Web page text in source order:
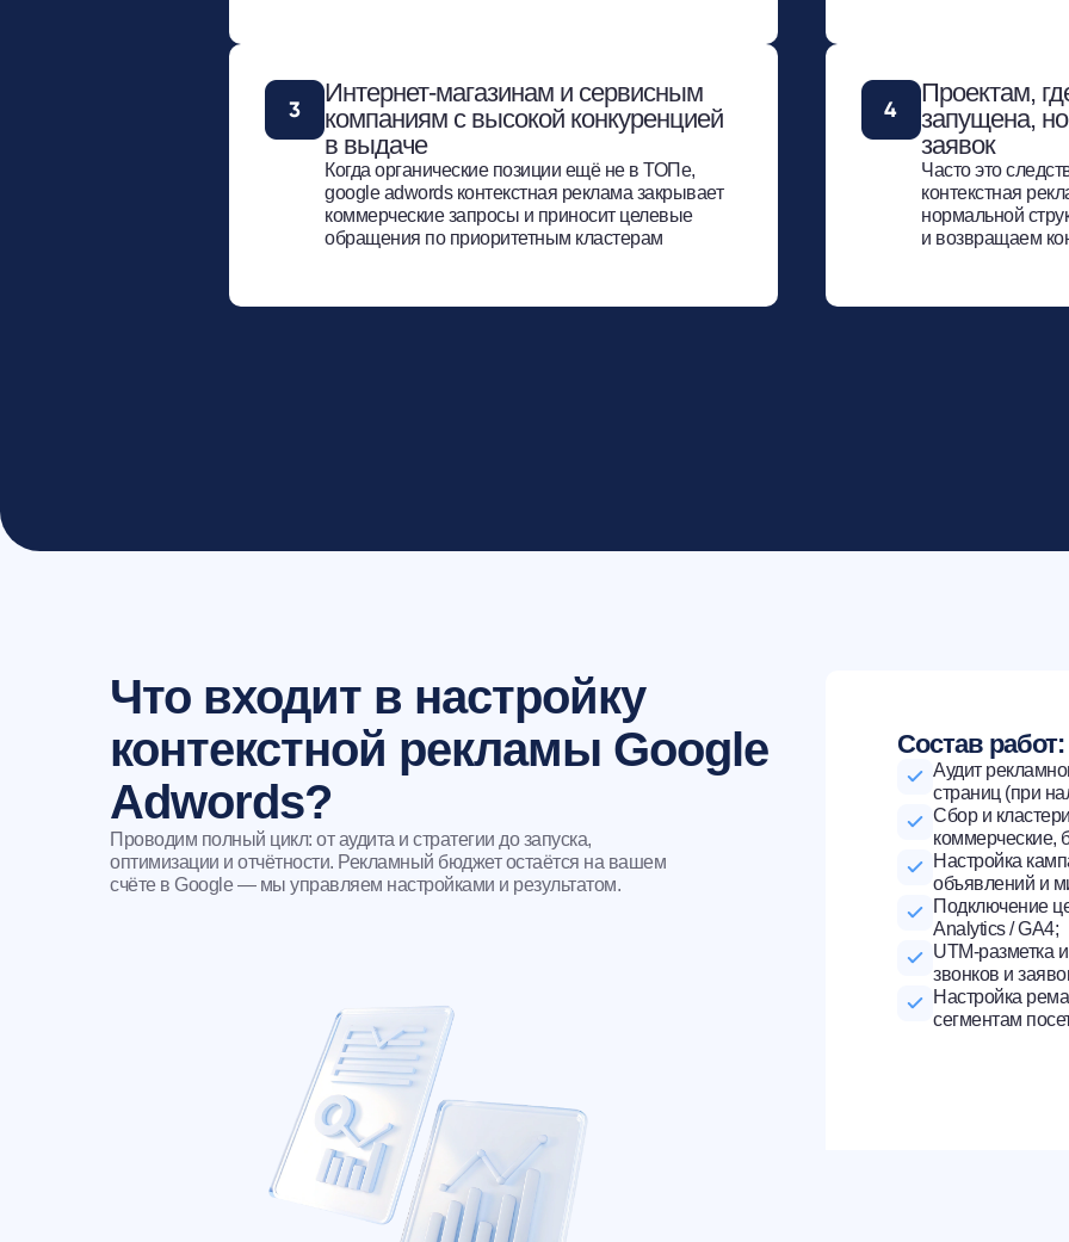
Интернет-магазинам и сервисным
компаниям с высокой конкуренцией
в выдаче
Когда органические позиции ещё не в ТОПе,
google adwords контекстная реклама закрывает
коммерческие запросы и приносит целевые
обращения по приоритетным кластерам
Проектам,
запущена,
заявок
Часто это
контекстная
нормальной
и возвращаем
Что входит в настройку
контекстной рекламы Google
Adwords?
Проводим полный цикл: от аудита и стратегии до запуска,
оптимизации и отчётности. Рекламный бюджет остаётся на вашем
счёте в Google — мы управляем настройками и результатом.
Состав работ:
Аудит
страниц (при
Сбор и
коммерческие,
Настройка
объявлений и
Подключение
Analytics / GA4;
UTM-разметка
звонков и
Настройка
сегментам